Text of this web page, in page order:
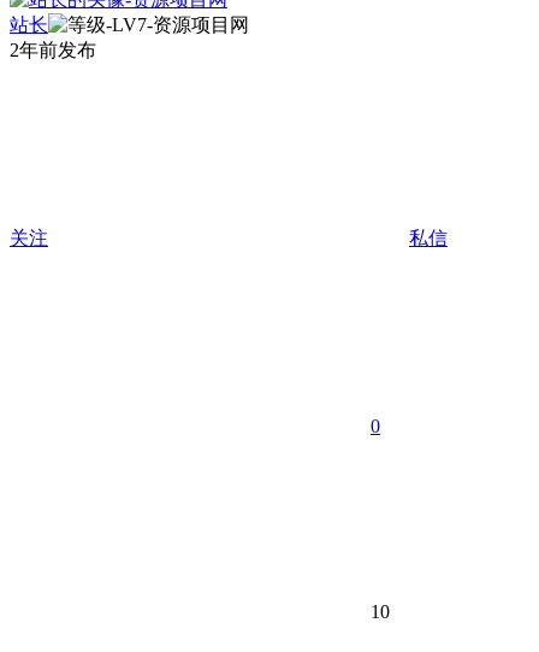
站长
2年前发布
关注 私信
0
10